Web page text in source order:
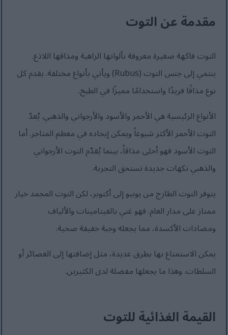
مقدمة عن التوت
التوت فاكهة صغيرة معروفة بألوانها الزاهية ومذاقها اللاذع.
ينتمي إلى جنس التوت (Rubus) ويأتي بأنواع مختلفة. يقدم كل
نوع مذاقًا فريدًا واستخدامًا مميزًا في الطبخ.
الأنواع الرئيسية هي الأحمر والأسود والأرجواني والذهبي. يُعدّ
التوت الأحمر الأكثر شيوعاً ويمكن إيجاده في معظم المتاجر. أما
التوت الأسود فهو أحلى مذاقاً، بينما يُقدّم التوت الأرجواني
والذهبي نكهات جديدة تستحق التجربة.
يتوفر التوت الطازج من يونيو إلى أكتوبر، لكن التوت المجمد خيار
ممتاز على مدار العام. فهو غني بالفيتامينات والألياف
ومضادات الأكسدة، مما يجعله وجبة خفيفة صحية.
يمكن الاستمتاع بها بطرق عديدة، مثل إضافتها إلى العصائر أو
السلطات. وهذا ما يجعلها مفضلة لدى الكثيرين.
القيمة الغذائية للتوت